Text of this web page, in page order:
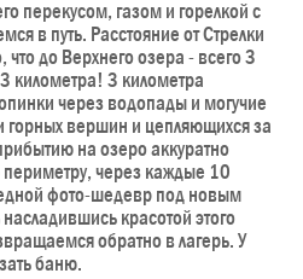
перекусом, газом и горелкой с
в путь. Расстояние от Стрелки
что до Верхнего озера - всего 3
километра! 3 километра
через водопады и могучие
горных вершин и цепляющихся за
на озеро аккуратно
через каждые 10
фото-шедевр под новым
красотой этого
обратно в лагерь. У
баню.